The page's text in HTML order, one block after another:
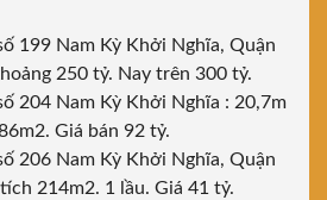
199 Nam Kỳ Khởi Nghĩa, Quận
250 tỷ. Nay trên 300 tỷ.
204 Nam Kỳ Khởi Nghĩa : 20,7m
Giá bán 92 tỷ.
206 Nam Kỳ Khởi Nghĩa, Quận
214m2. 1 lầu. Giá 41 tỷ.